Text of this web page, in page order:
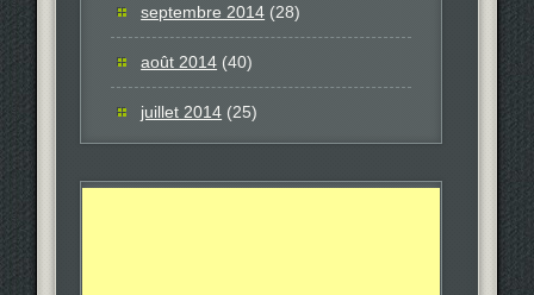
septembre 2014 (28)
août 2014 (40)
juillet 2014 (25)